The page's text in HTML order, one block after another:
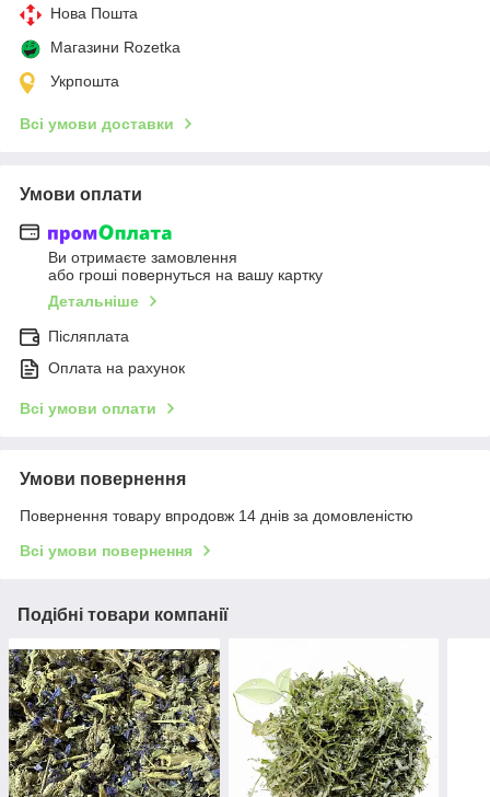
Нова Пошта
Магазини Rozetka
Укрпошта
Всі умови доставки
Умови оплати
Ви отримаєте замовлення
або гроші повернуться на вашу картку
Детальніше
Післяплата
Оплата на рахунок
Всі умови оплати
Умови повернення
Повернення товару впродовж 14 днів за домовленістю
Всі умови повернення
Подібні товари компанії